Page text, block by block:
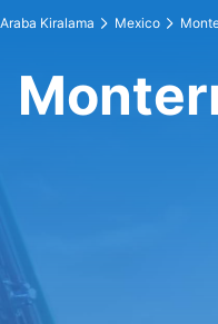
Araba Kiralama Mexico